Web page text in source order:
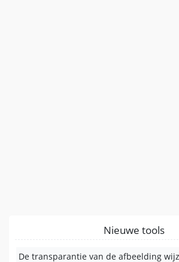
Nieuwe tools
De transparantie van de afbeelding